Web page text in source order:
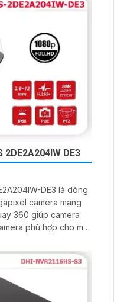
2DE2A204IW DE3
DE3 là dòng
camera mang